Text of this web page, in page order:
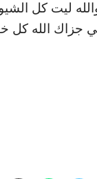
ليت كل
جزاك الله كل